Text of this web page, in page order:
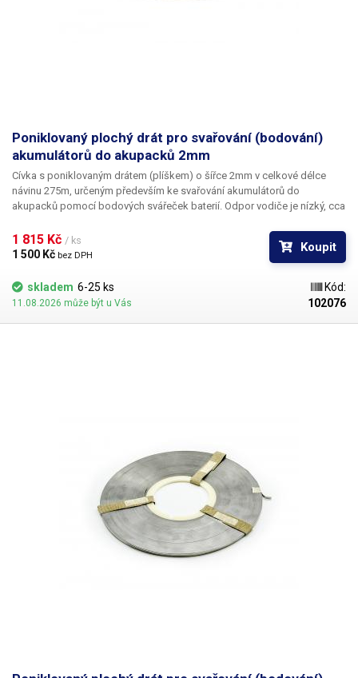
Poniklovaný plochý drát pro svařování (bodování)
akumulátorů do akupacků 2mm
Cívka s poniklovaným drátem (plíškem) o šířce 2mm v celkové délce
návinu 275m, určeným především ke svařování akumulátorů do
akupacků pomocí bodových svářeček baterií. Odpor vodiče je nízký, cca
nastříhaných poniklovaných plíšků, svařování i těch největších akupacků
bez navazování.
1 815 Kč / ks
1 500 Kč bez DPH
Koupit
skladem 6-25 ks
11.08.2026 může být u Vás
Kód:
102076